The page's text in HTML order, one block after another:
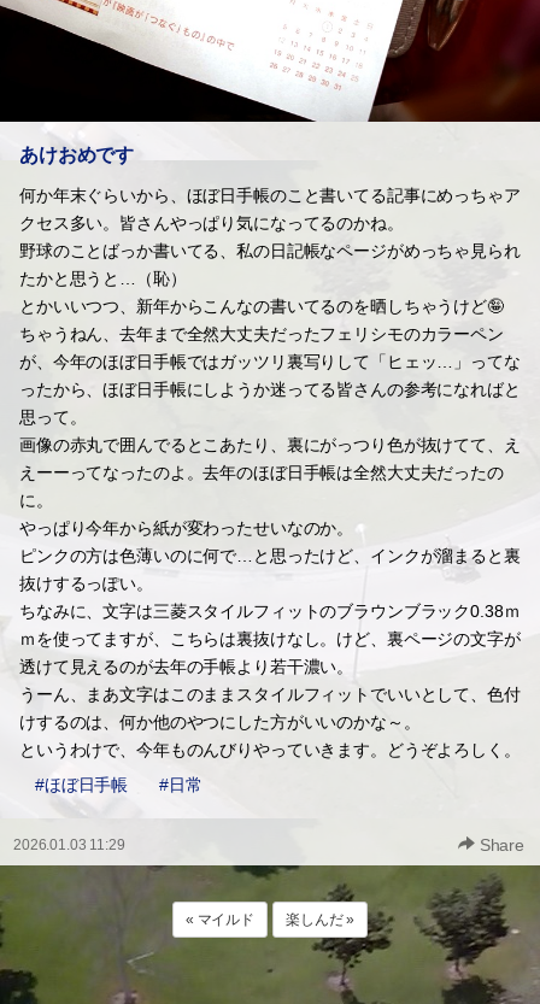
あけおめです
何か年末ぐらいから、ほぼ日手帳のこと書いてる記事にめっちゃア
クセス多い。皆さんやっぱり気になってるのかね。
野球のことばっか書いてる、私の日記帳なページがめっちゃ見られ
たかと思うと…（恥）
とかいいつつ、新年からこんなの書いてるのを晒しちゃうけど🤪
ちゃうねん、去年まで全然大丈夫だったフェリシモのカラーペン
が、今年のほぼ日手帳ではガッツリ裏写りして「ヒェッ…」ってな
ったから、ほぼ日手帳にしようか迷ってる皆さんの参考になればと
思って。
画像の赤丸で囲んでるとこあたり、裏にがっつり色が抜けてて、え
えーーってなったのよ。去年のほぼ日手帳は全然大丈夫だったの
に。
やっぱり今年から紙が変わったせいなのか。
ピンクの方は色薄いのに何で…と思ったけど、インクが溜まると裏
抜けするっぽい。
ちなみに、文字は三菱スタイルフィットのブラウンブラック0.38ｍ
ｍを使ってますが、こちらは裏抜けなし。けど、裏ページの文字が
透けて見えるのが去年の手帳より若干濃い。
うーん、まあ文字はこのままスタイルフィットでいいとして、色付
けするのは、何か他のやつにした方がいいのかな～。
というわけで、今年ものんびりやっていきます。どうぞよろしく。
#ほぼ日手帳
#日常
2026.01.03 11:29 Share
« マイルド 楽しんだ »